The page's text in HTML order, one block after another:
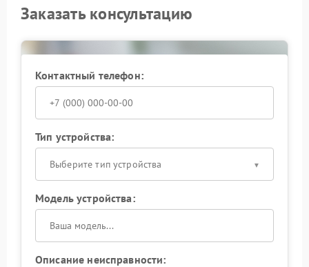
Заказать консультацию
Контактный телефон:
Тип устройства:
Выберите тип устройства
Модель устройства:
Описание неисправности: